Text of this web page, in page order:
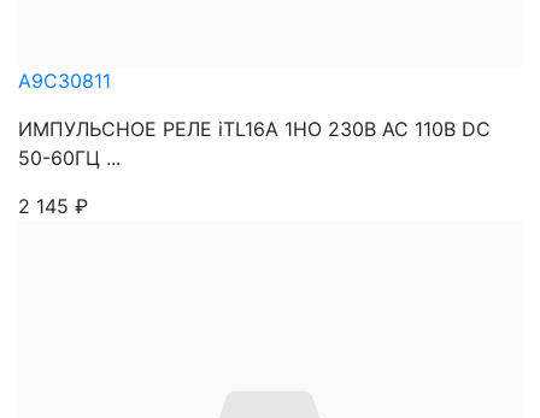
A9C30811
ИМПУЛЬСНОЕ РЕЛЕ iTL16A 1НО 230В АС 110В DC
50-60ГЦ ...
2 145 ₽